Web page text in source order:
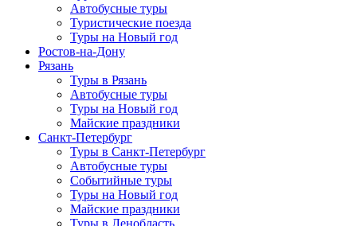
Автобусные туры
Туристические поезда
Туры на Новый год
Ростов-на-Дону
Рязань
Туры в Рязань
Автобусные туры
Туры на Новый год
Майские праздники
Санкт-Петербург
Туры в Санкт-Петербург
Автобусные туры
Событийные туры
Туры на Новый год
Майские праздники
Туры в Ленобласть